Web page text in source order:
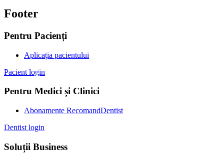
Footer
Pentru Pacienți
Aplicația pacientului
Pacient login
Pentru Medici și Clinici
Abonamente RecomandDentist
Dentist login
Soluții Business